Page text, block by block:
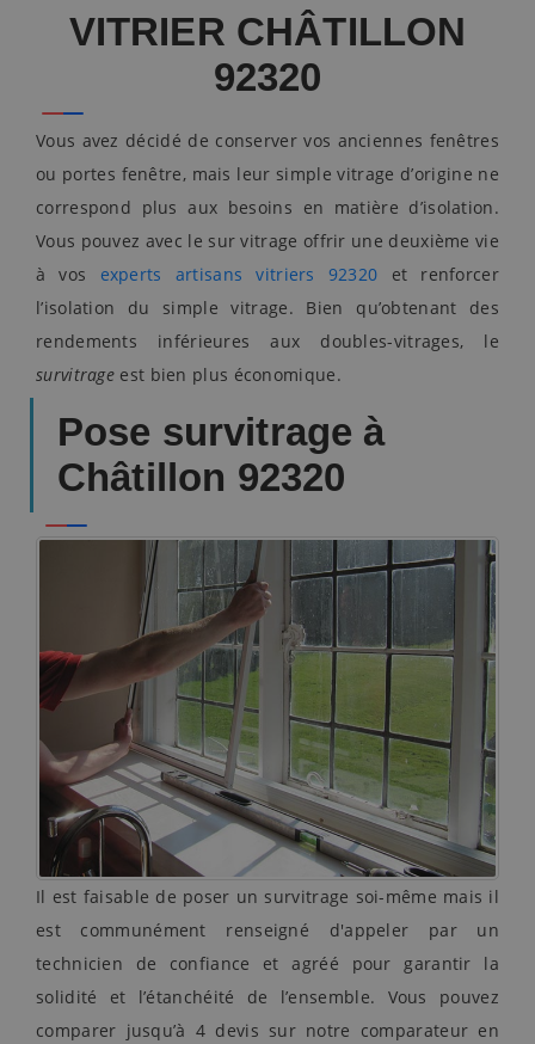
VITRIER CHÂTILLON
92320
Vous avez décidé de conserver vos anciennes fenêtres
ou portes fenêtre, mais leur simple vitrage d’origine ne
correspond plus aux besoins en matière d’isolation.
Vous pouvez avec le sur vitrage offrir une deuxième vie
à vos experts artisans vitriers 92320 et renforcer
l’isolation du simple vitrage. Bien qu’obtenant des
rendements inférieures aux doubles-vitrages, le
survitrage est bien plus économique.
Pose survitrage à
Châtillon 92320
Il est faisable de poser un survitrage soi-même mais il
est communément renseigné d'appeler par un
technicien de confiance et agréé pour garantir la
solidité et l’étanchéité de l’ensemble. Vous pouvez
comparer jusqu’à 4 devis sur notre comparateur en